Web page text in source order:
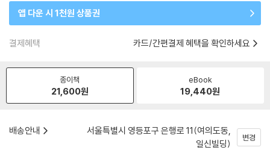
앱 다운 시 1천원 상품권
결제혜택 카드/간편결제 혜택을 확인하세요
종이책
21,600원
eBook
19,440원
배송안내
서울특별시 영등포구 은행로 11(여의도동,
일신빌딩)
변경